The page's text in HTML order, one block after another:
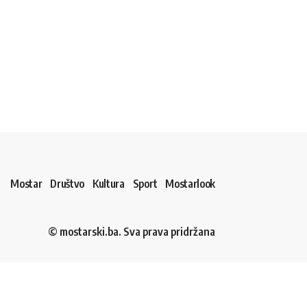
Mostar Društvo Kultura Sport Mostarlook
© mostarski.ba. Sva prava pridržana